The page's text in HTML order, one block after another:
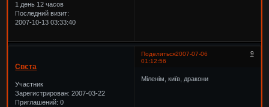
1 день 12 часов
Последний визит:
2007-10-13 03:33:40
Поделиться 9
2007-07-06
01:12:56
Свєта
Участник
Зарегистрирован: 2007-03-22
Приглашений: 0
Міленім, київ, дракони